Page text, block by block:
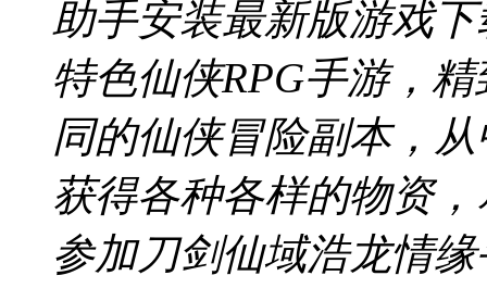
助手安装最新版游戏
特色仙侠RPG手游，
同的仙侠冒险副本，
获得各种各样的物资
参加刀剑仙域浩龙情